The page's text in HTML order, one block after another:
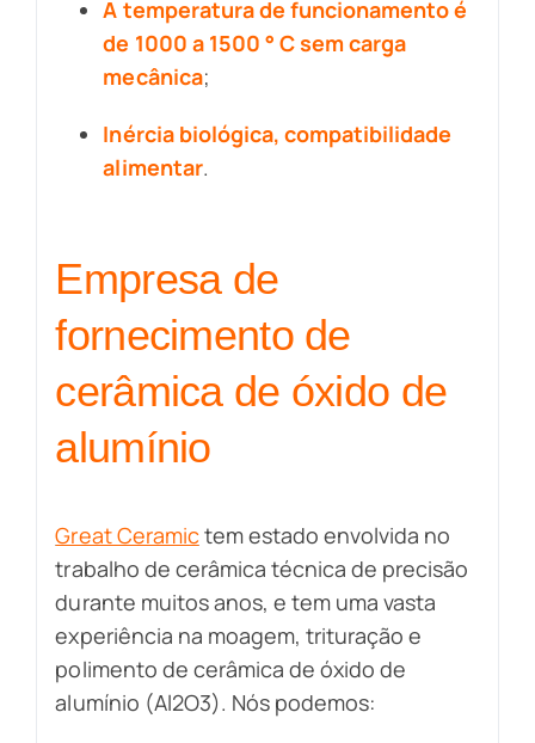
A temperatura de funcionamento é
de 1000 a 1500 ° C sem carga
mecânica;
Inércia biológica, compatibilidade
alimentar.
Empresa de
fornecimento de
cerâmica de óxido de
alumínio
Great Ceramictem estado envolvida no
trabalho de cerâmica técnica de precisão
durante muitos anos, e tem uma vasta
experiência na moagem, trituração e
polimento de cerâmica de óxido de
alumínio (Al2O3). Nós podemos: